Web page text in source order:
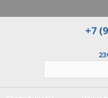
+7